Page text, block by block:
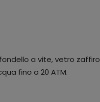
a vite, vetro
fino a 20 ATM.